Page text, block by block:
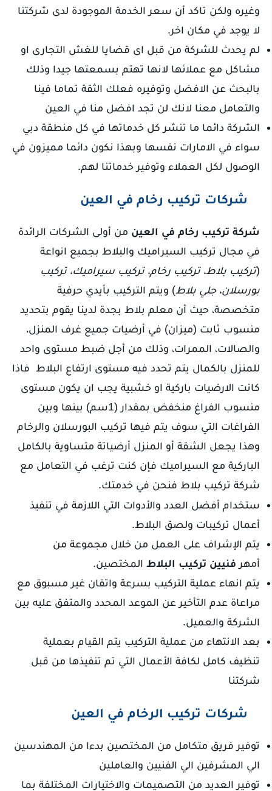
وغيره ولكن تاكد أن سعر الخدمة الموجودة لدى شركتنا
لا يوجد في مكان اخر.
لم يحدث للشركة من قبل اى قضايا للغش التجارى او
مشاكل مع عملائها لانها تهتم بسمعتها جيدا وذلك
بالبحث عن الافضل وتوفيره فعلك الثقة تماما فينا
والتعامل معنا لانك لن تجد افضل منا في العين
الشركة دائما ما تنشر كل خدماتها في كل منطقة دبي
سواء في الامارات نفسها وبهذا نكون دائما مميزون في
الوصول لكل العملاء وتوفير خدماتنا لهم.
شركات تركيب رخام في العين
شركة تركيب رخام في العين من أولى الشركات الرائدة
في مجال تركيب السيراميك والبلاط بجميع انواعة
(تركيب بلاط، تركيب رخام، تركيب سيراميك، تركيب
بورسلان، جلي بلاط) ويتم التركيب بأيدي حرفية
متخصصة، حيث أن معلم بلاط بجدة لدينا يقوم بتحديد
منسوب ثابت (ميزان) في أرضيات جميع غرف المنزل،
والصالات، الممرات، وذلك من أجل ضبط مستوى واحد
للمنزل بالكمال يتم تحدد فيه مستوى ارتفاع البلاط فاذا
كانت الارضيات باركية او خشبية يجب ان يكون مستوى
منسوب الفراغ منخفض بمقدار (1سم) بينها وبين
الفراغات التي سوف يتم فيها تركيب البورسلان والرخام
وهذا يجعل الشقة أو المنزل أرضياتة متساوية بالكامل
الباركية مع السيراميك فإن كنت ترغب في التعامل مع
شركة تركيب بلاط فنحن في خدمتك.
ستخدام أفضل العدد والأدوات التي اللازمة في تنفيذ
أعمال تركيبات ولصق البلاط.
يتم الإشراف على العمل من خلال مجموعة من
أمهر فنيين تركيب البلاط المختصين.
يتم انهاء عملية التركيب بسرعة واتقان غير مسبوق مع
مراعاة عدم التأخير عن الموعد المحدد والمتفق عليه بين
الشركة والعميل.
بعد الانتهاء من عملية التركيب يتم القيام بعملية
تنظيف كامل لكافة الأعمال التي تم تنفيذها من قبل
شركتنا
شركات تركيب الرخام في العين
توفير فريق متكامل من المختصين بدءا من المهندسين
الي المشرفين الي الفنيين والعاملين
توفير العديد من التصميمات والاختيارات المختلفة بما